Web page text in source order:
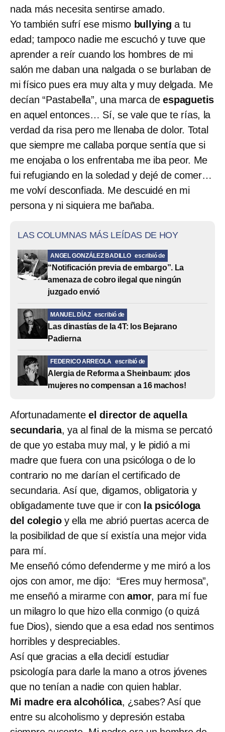
nada más necesita sentirse amado.
Yo también sufrí ese mismo bullying a tu
edad; tampoco nadie me escuchó y tuve que
aprender a reír cuando los hombres de mi
salón me daban una nalgada o se burlaban de
mi físico pues era muy alta y muy delgada. Me
decían “Pastabella”, una marca deespaguetis
en aquel entonces… Sí, se vale que te rías, la
verdad da risa pero me llenaba de dolor. Total
que siempre me callaba porque sentía que si
me enojaba o los enfrentaba me iba peor. Me
fui refugiando en la soledad y dejé de comer…
me volví desconfiada. Me descuidé en mi
persona y ni siquiera me bañaba.
LAS COLUMNAS MÁS LEÍDAS DE HOY
ANGEL GONZÁLEZ BADILLO escribió de
“Notificación previa de embargo”. La
amenaza de cobro ilegal que ningún
juzgado envió
MANUEL DÍAZ escribió de
Las dinastías de la 4T: los Bejarano
Padierna
FEDERICO ARREOLA escribió de
Alergia de Reforma a Sheinbaum: ¡dos
mujeres no compensan a 16 machos!
Afortunadamenteel director de aquella
secundaria, ya al final de la misma se percató
de que yo estaba muy mal, y le pidió a mi
madre que fuera con una psicóloga o de lo
contrario no me darían el certificado de
secundaria. Así que, digamos, obligatoria y
obligadamente tuve que ir con la psicóloga
del colegioy ella me abrió puertas acerca de
la posibilidad de que sí existía una mejor vida
para mí.
Me enseñó cómo defenderme y me miró a los
ojos con amor, me dijo: “Eres muy hermosa”,
me enseñó a mirarme conamor, para mí fue
un milagro lo que hizo ella conmigo (o quizá
fue Dios), siendo que a esa edad nos sentimos
horribles y despreciables.
Así que gracias a ella decidí estudiar
psicología para darle la mano a otros jóvenes
que no tenían a nadie con quien hablar.
Mi madre era alcohólica, ¿sabes? Así que
entre su alcoholismo y depresión estaba